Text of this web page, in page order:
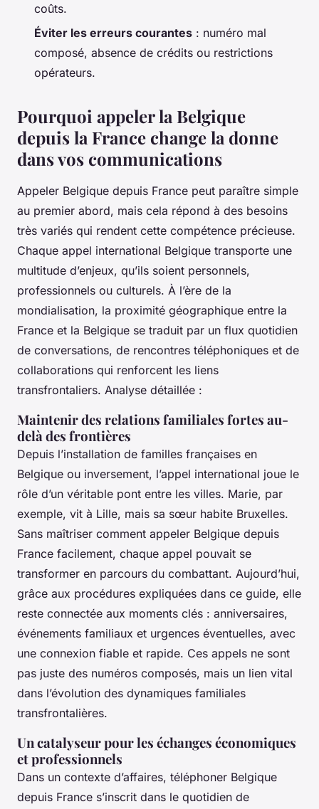
coûts.
Éviter les erreurs courantes : numéro mal
composé, absence de crédits ou restrictions
opérateurs.
Pourquoi appeler la Belgique
depuis la France change la donne
dans vos communications
Appeler Belgique depuis France peut paraître simple
au premier abord, mais cela répond à des besoins
très variés qui rendent cette compétence précieuse.
Chaque appel international Belgique transporte une
multitude d’enjeux, qu’ils soient personnels,
professionnels ou culturels. À l’ère de la
mondialisation, la proximité géographique entre la
France et la Belgique se traduit par un flux quotidien
de conversations, de rencontres téléphoniques et de
collaborations qui renforcent les liens
transfrontaliers. Analyse détaillée :
Maintenir des relations familiales fortes au-
delà des frontières
Depuis l’installation de familles françaises en
Belgique ou inversement, l’appel international joue le
rôle d’un véritable pont entre les villes. Marie, par
exemple, vit à Lille, mais sa sœur habite Bruxelles.
Sans maîtriser comment appeler Belgique depuis
France facilement, chaque appel pouvait se
transformer en parcours du combattant. Aujourd’hui,
grâce aux procédures expliquées dans ce guide, elle
reste connectée aux moments clés : anniversaires,
événements familiaux et urgences éventuelles, avec
une connexion fiable et rapide. Ces appels ne sont
pas juste des numéros composés, mais un lien vital
dans l’évolution des dynamiques familiales
transfrontalières.
Un catalyseur pour les échanges économiques
et professionnels
Dans un contexte d’affaires, téléphoner Belgique
depuis France s’inscrit dans le quotidien de